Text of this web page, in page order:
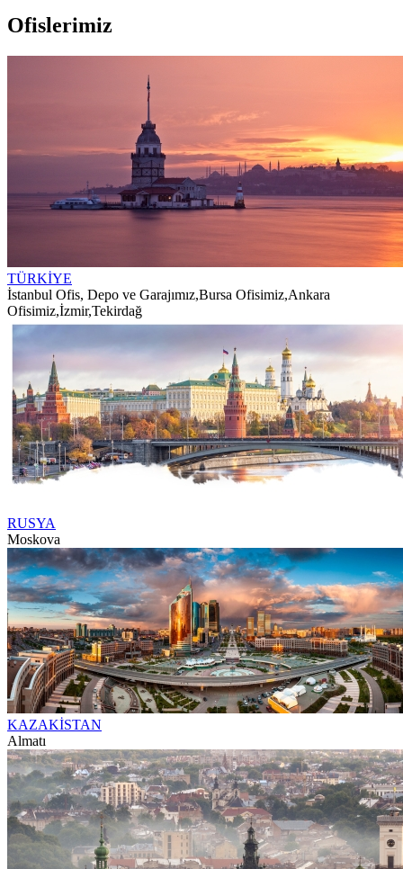
Ofislerimiz
TÜRKİYE
İstanbul Ofis, Depo ve Garajımız,Bursa Ofisimiz,Ankara
Ofisimiz,İzmir,Tekirdağ
RUSYA
Moskova
KAZAKİSTAN
Almatı